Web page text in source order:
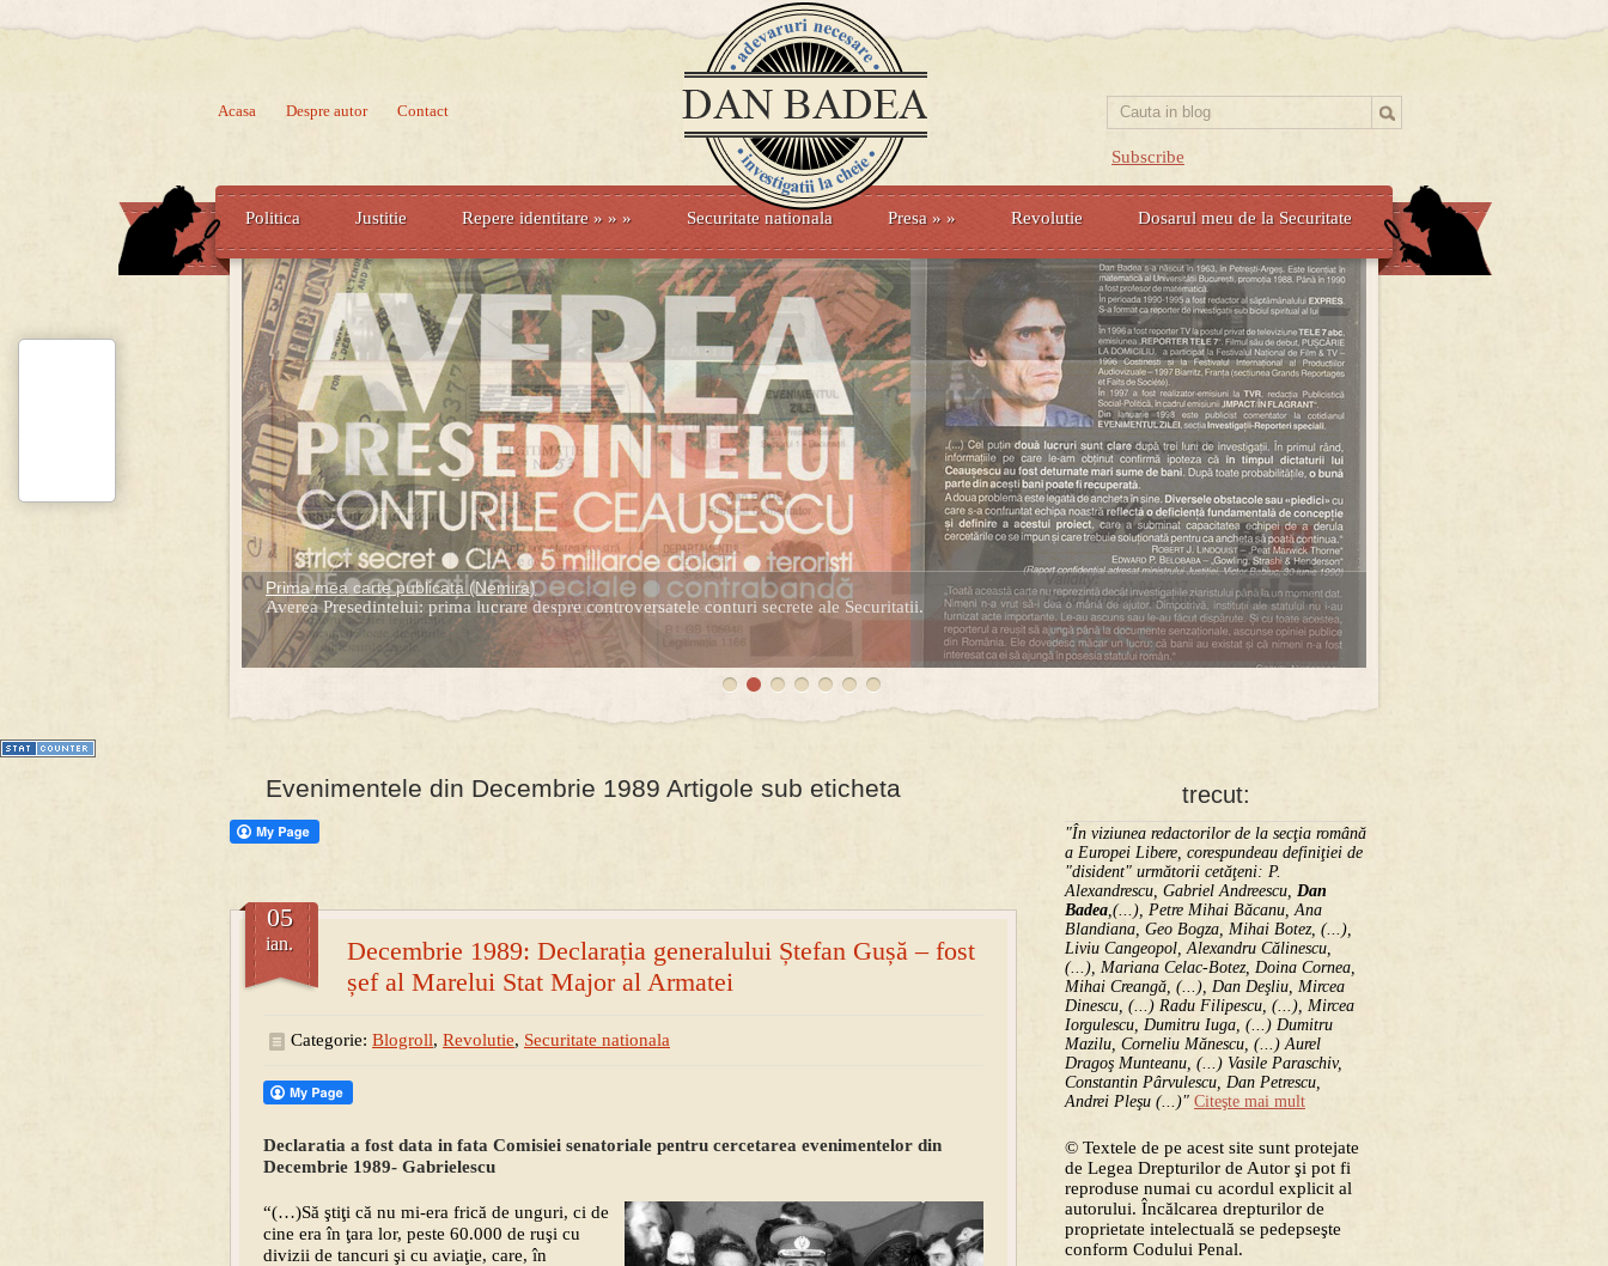
Subscribe
Acasa Despre autor Contact
Politica Justitie Repere identitare » » » Securitate nationala Presa » » Revolutie Dosarul meu de la Securitate
Prima mea carte publicata (Nemira)
Averea Presedintelui: prima lucrare despre controversatele conturi secrete ale Securitatii.
trecut:
"În viziunea redactorilor de la secţia română
a Europei Libere, corespundeau definiţiei de
"disident" următorii ce­tă­ţeni: P.
Alexandrescu, Gabriel Andreescu, Dan
Badea,(...), Petre Mihai Băcanu, Ana
Blandiana, Geo Bogza, Mihai Botez, (...),
Liviu Cangeopol, Alexandru Călinescu,
(...), Mariana Celac-Botez, Doina Cornea,
Mihai Creangă, (...), Dan Deşliu, Mircea
Dinescu, (...) Radu Filipescu, (...), Mircea
Iorgulescu, Dumitru Iuga, (...) Dumitru
Mazilu, Corneliu Mănescu, (...) Aurel
Dragoş Munteanu, (...) Vasile Paraschiv,
Constantin Pârvulescu, Dan Petrescu,
Andrei Pleşu (...)" Citeşte mai mult
© Textele de pe acest site sunt protejate
de Legea Drepturilor de Autor şi pot fi
reproduse numai cu acordul explicit al
autorului. Încălcarea drepturilor de
proprietate intelectuală se pedepseşte
conform Codului Penal.
Evenimentele din Decembrie 1989 Artigole sub eticheta
Decembrie 1989: Declarația generalului Ștefan Gușă – fost
șef al Marelui Stat Major al Armatei
05
ian.
Categorie: Blogroll, Revolutie, Securitate nationala
Declaratia a fost data in fata Comisiei senatoriale pentru cercetarea evenimentelor din
Decembrie 1989- Gabrielescu
“(…)Să ştiţi că nu mi-era frică de unguri, ci de
cine era în ţara lor, peste 60.000 de ruşi cu
divizii de tancuri şi cu aviaţie, care, în